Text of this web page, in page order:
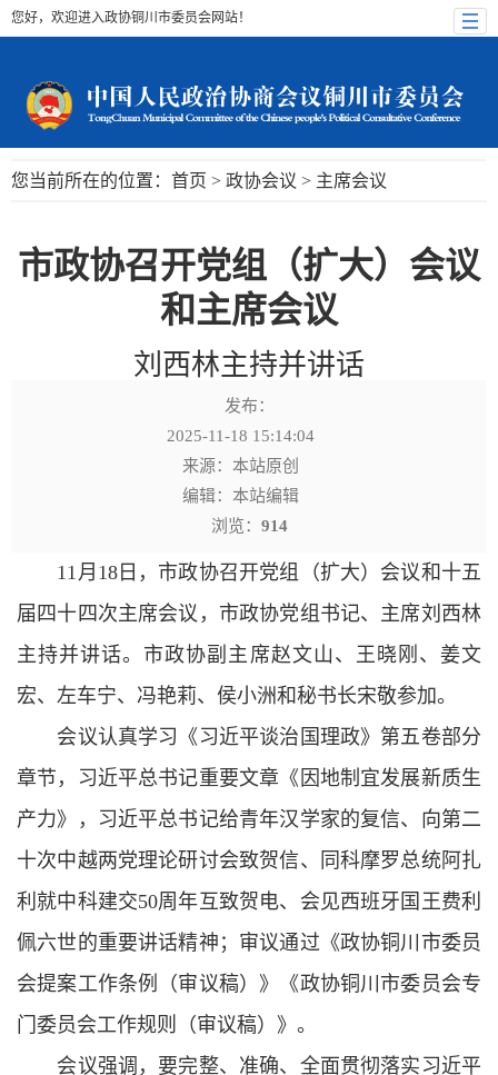
您好，欢迎进入政协铜川市委员会网站！
您当前所在的位置： 首页 > 政协会议 > 主席会议
市政协召开党组（扩大）会议
和主席会议
刘西林主持并讲话
发布：
2025-11-18 15:14:04
来源：本站原创
编辑：本站编辑
浏览： 914
11月18日，市政协召开党组（扩大）会议和十五
届四十四次主席会议，市政协党组书记、主席刘西林
主持并讲话。市政协副主席赵文山、王晓刚、姜文
宏、左车宁、冯艳莉、侯小洲和秘书长宋敬参加。
会议认真学习《习近平谈治国理政》第五卷部分
章节，习近平总书记重要文章《因地制宜发展新质生
产力》，习近平总书记给青年汉学家的复信、向第二
十次中越两党理论研讨会致贺信、同科摩罗总统阿扎
利就中科建交50周年互致贺电、会见西班牙国王费利
佩六世的重要讲话精神；审议通过《政协铜川市委员
会提案工作条例（审议稿）》《政协铜川市委员会专
门委员会工作规则（审议稿）》。
会议强调，要完整、准确、全面贯彻落实习近平